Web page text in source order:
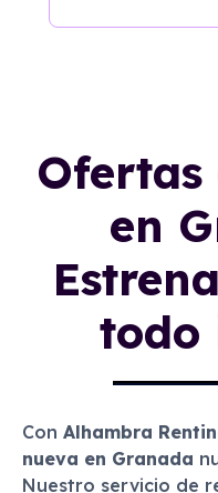
Ofertas
en
todo
Con Alhambra
nueva en Granada
Nuestro servicio de